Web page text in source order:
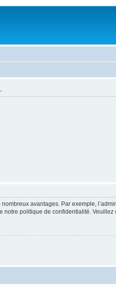
avantages. Par exemple,
politique de confidentialité.